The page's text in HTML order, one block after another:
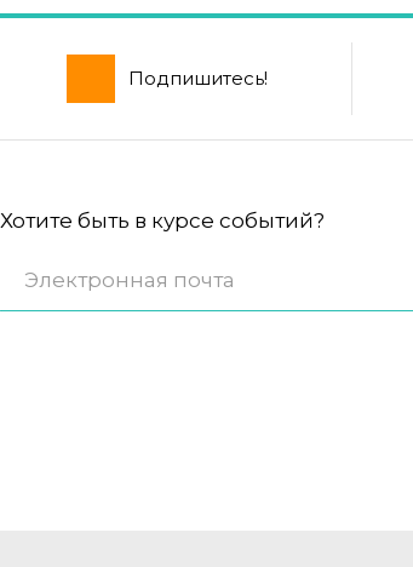
Подпишитесь!
Хотите быть в курсе событий?